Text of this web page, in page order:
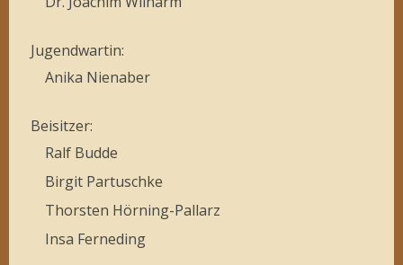
Jugendwartin:
Anika Nienaber
Beisitzer:
Ralf Budde
Birgit Partuschke
Thorsten Hörning-Pallarz
Insa Ferneding